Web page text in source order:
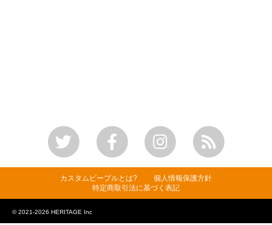
カスタムピープルとは?
個人情報保護方針
特定商取引法に基づく表記
© 2021-2026 HERITAGE Inc